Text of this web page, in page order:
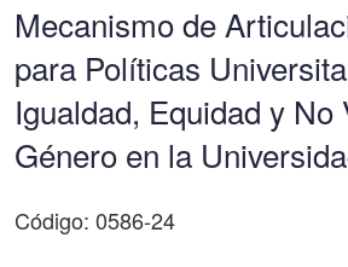
Mecanismo de
para Políticas
Igualdad, Equidad y No
Género en la
Código: 0586-24